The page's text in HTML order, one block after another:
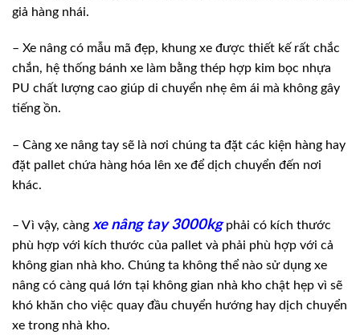
giả hàng nhái.
– Xe nâng có mẫu mã đẹp, khung xe được thiết kế rất chắc
chắn, hệ thống bánh xe làm bằng thép hợp kim bọc nhựa
PU chất lượng cao giúp di chuyển nhẹ êm ái mà không gây
tiếng ồn.
– Càng xe nâng tay sẽ là nơi chúng ta đặt các kiện hàng hay
đặt pallet chứa hàng hóa lên xe để dịch chuyển đến nơi
khác.
– Vì vậy, càng xe nâng tay 3000kgphải có kích thước
phù hợp với kích thước của pallet và phải phù hợp với cả
không gian nhà kho. Chúng ta không thể nào sử dụng xe
nâng có càng quá lớn tại không gian nhà kho chật hẹp vì sẽ
khó khăn cho việc quay đầu chuyển hướng hay dịch chuyển
xe trong nhà kho.